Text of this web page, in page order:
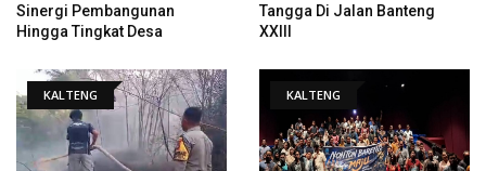
Sinergi Pembangunan
Hingga Tingkat Desa
Tangga Di Jalan Banteng
XXIII
KALTENG KALTENG